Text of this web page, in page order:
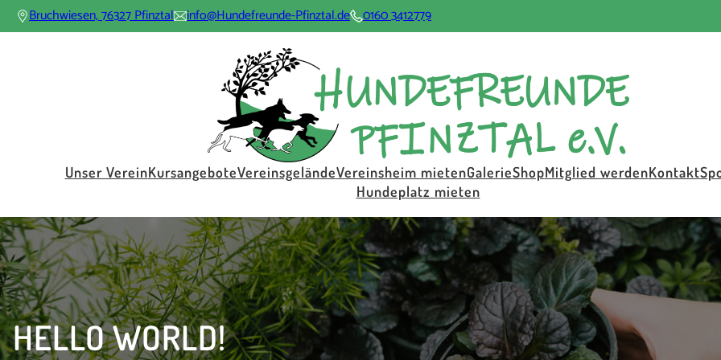
Direkt
zum
Bruchwiesen, 76327 Pfinztal info@Hundefreunde-Pfinztal.de 0160 3412779
Unser VereinKursangeboteVereinsgeländeVereinsheim mietenGalerieShopMitglied werdenKontakt
Hundeplatz mieten
HELLO WORLD!